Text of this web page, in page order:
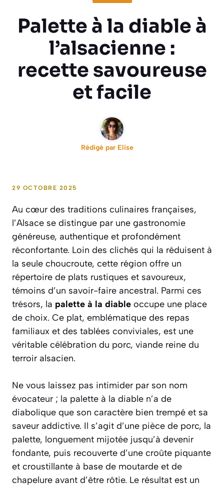
Palette à la diable à
l’alsacienne :
recette savoureuse
et facile
Rédigé par Elise
29 OCTOBRE 2025
Au cœur des traditions culinaires françaises,
l’Alsace se distingue par une gastronomie
généreuse, authentique et profondément
réconfortante. Loin des clichés qui la réduisent à
la seule choucroute, cette région offre un
répertoire de plats rustiques et savoureux,
témoins d’un savoir-faire ancestral. Parmi ces
trésors, la palette à la diable occupe une place
de choix. Ce plat, emblématique des repas
familiaux et des tablées conviviales, est une
véritable célébration du porc, viande reine du
terroir alsacien.
Ne vous laissez pas intimider par son nom
évocateur ; la palette à la diable n’a de
diabolique que son caractère bien trempé et sa
saveur addictive. Il s’agit d’une pièce de porc, la
palette, longuement mijotée jusqu’à devenir
fondante, puis recouverte d’une croûte piquante
et croustillante à base de moutarde et de
chapelure avant d’être rôtie. Le résultat est un